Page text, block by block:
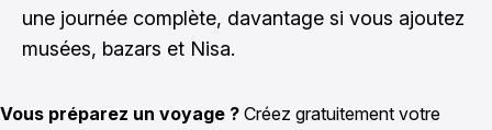
une journée complète, davantage si vous ajoutez
musées, bazars et Nisa.
Vous préparez un voyage ? Créez gratuitement votre